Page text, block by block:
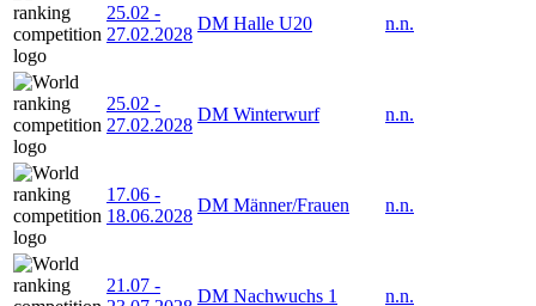
25.02 -
27.02.2028
DM Halle U20 n.n.
25.02 -
27.02.2028
DM Winterwurf n.n.
17.06 -
18.06.2028
DM Männer/Frauen n.n.
21.07 -
DM Nachwuchs 1 n.n.